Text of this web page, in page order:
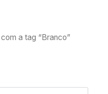
a tag “Branco”